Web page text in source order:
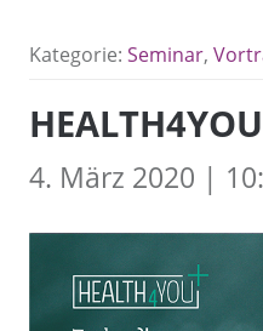
Kategorie: Seminar,
4. März 2020 |